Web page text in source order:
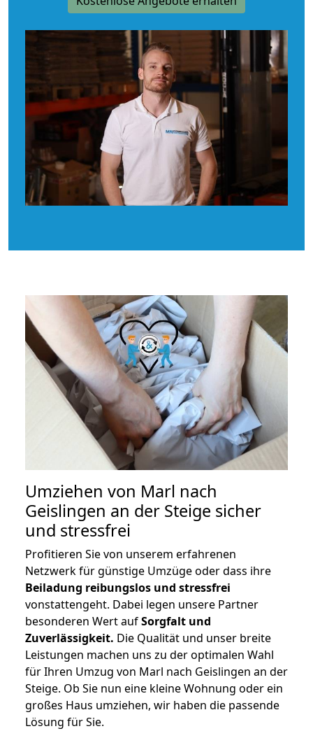
Umziehen von Marl nach
Geislingen an der Steige sicher
und stressfrei
Profitieren Sie von unserem erfahrenen
Netzwerk für günstige Umzüge oder dass ihre
Beiladung reibungslos und stressfrei
vonstattengeht. Dabei legen unsere Partner
besonderen Wert aufSorgfalt und
Zuverlässigkeit. Die Qualität und unser breite
Leistungen machen uns zu der optimalen Wahl
für Ihren Umzug von Marl nach Geislingen an der
Steige. Ob Sie nun eine kleine Wohnung oder ein
großes Haus umziehen, wir haben die passende
Lösung für Sie.